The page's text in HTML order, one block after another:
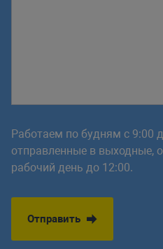
Работаем по будням с 9:00
отправленные в выходные,
рабочий день до 12:00.
Отправить